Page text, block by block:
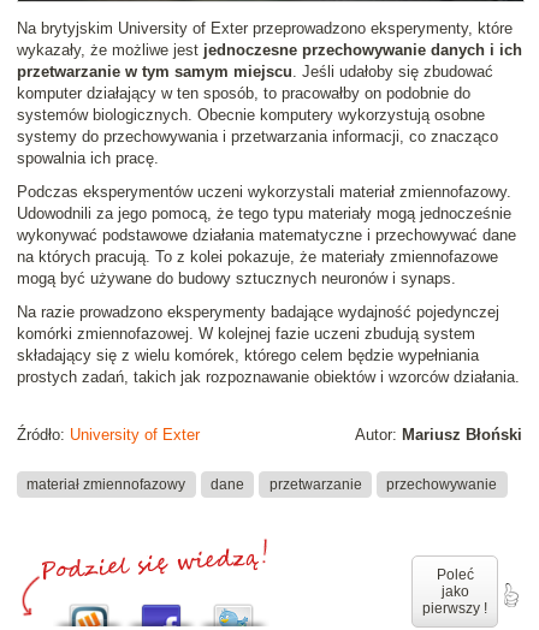
Na brytyjskim University of Exter przeprowadzono eksperymenty, które
wykazały, że możliwe jest jednoczesne przechowywanie danych i ich
przetwarzanie w tym samym miejscu. Jeśli udałoby się zbudować
komputer działający w ten sposób, to pracowałby on podobnie do
systemów biologicznych. Obecnie komputery wykorzystują osobne
systemy do przechowywania i przetwarzania informacji, co znacząco
spowalnia ich pracę.
Podczas eksperymentów uczeni wykorzystali materiał zmiennofazowy.
Udowodnili za jego pomocą, że tego typu materiały mogą jednocześnie
wykonywać podstawowe działania matematyczne i przechowywać dane
na których pracują. To z kolei pokazuje, że materiały zmiennofazowe
mogą być używane do budowy sztucznych neuronów i synaps.
Na razie prowadzono eksperymenty badające wydajność pojedynczej
komórki zmiennofazowej. W kolejnej fazie uczeni zbudują system
składający się z wielu komórek, którego celem będzie wypełniania
prostych zadań, takich jak rozpoznawanie obiektów i wzorców działania.
Autor: Mariusz Błoński
Źródło: University of Exter
materiał zmiennofazowy dane przetwarzanie przechowywanie
Poleć
jako
pierwszy !